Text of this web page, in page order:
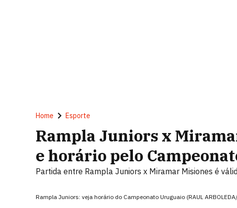
Home Esporte
Rampla Juniors x
e horário pelo
Partida entre Rampla Juniors x Miramar Misiones é
Rampla Juniors: veja horário do Campeonato Uruguaio (RAUL